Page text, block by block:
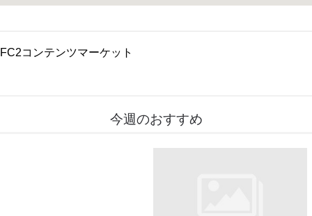
FC2コンテンツマーケット
今週のおすすめ